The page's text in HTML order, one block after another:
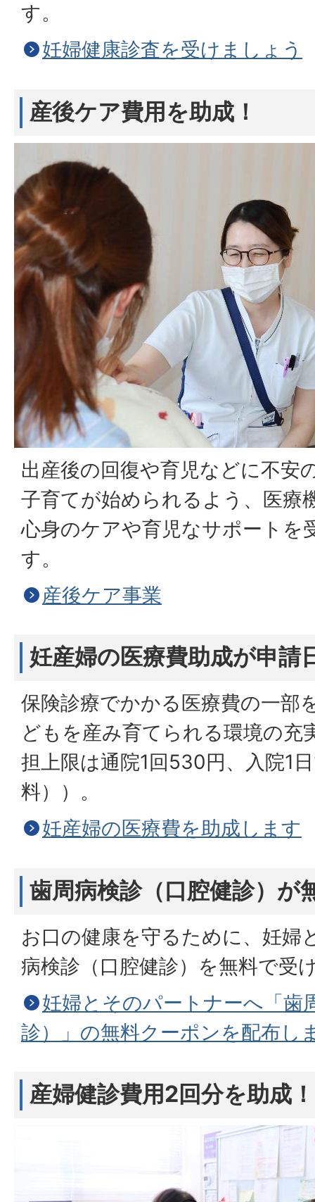
す。
妊婦健康診査を受けましょう
産後ケア費用を助成！
出産後の回復や育児などに不安
子育てが始められるよう、医療
心身のケアや育児なサポートを
す。
産後ケア事業
妊産婦の医療費助成が申請
保険診療でかかる医療費の一部
どもを産み育てられる環境の充
担上限は通院1回530円、入院1
料））。
妊産婦の医療費を助成します
歯周病検診（口腔健診）が
お口の健康を守るために、妊婦
病検診（口腔健診）を無料で受
妊婦とそのパートナーへ「歯
診）」の無料クーポンを配布し
産婦健診費用2回分を助成！